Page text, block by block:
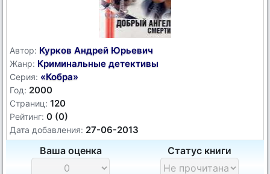
Автор: Курков Андрей Юрьевич
Жанр: Криминальные детективы
Серия: «Кобра»
Год: 2000
Страниц: 120
Рейтинг: 0 (0)
Дата добавления: 27-06-2013
Ваша оценка Статус книги